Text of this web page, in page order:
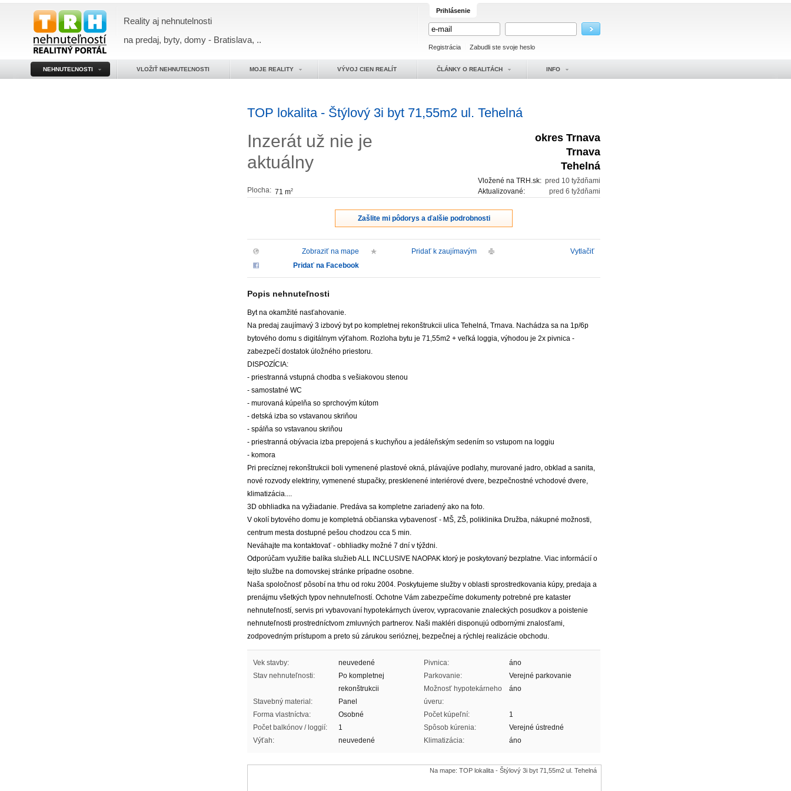
Reality aj nehnutelnosti
na predaj, byty, domy - Bratislava, ..
Prihlásenie
Registrácia Zabudli ste svoje heslo
NEHNUTEĽNOSTI VLOŽIŤ NEHNUTEĽNOSTI MOJE REALITY VÝVOJ CIEN REALÍT ČLÁNKY O REALITÁCH INFO
TOP lokalita - Štýlový 3i byt 71,55m2 ul. Tehelná
Inzerát už nie je
aktuálny
Plocha: 71 m2
okres Trnava
Trnava
Tehelná
pred 10 tyždňami
Vložené na TRH.sk:
pred 6 tyždňami
Aktualizované:
Zašlite mi pôdorys a ďalšie podrobnosti
Zobraziť na mape Pridať k zaujímavým
Vytlačiť
Pridať na Facebook
Popis nehnuteľnosti
Byt na okamžité nasťahovanie.
Na predaj zaujímavý 3 izbový byt po kompletnej rekonštrukcii ulica Tehelná, Trnava. Nachádza sa na 1p/6p
bytového domu s digitálnym výťahom. Rozloha bytu je 71,55m2 + veľká loggia, výhodou je 2x pivnica -
zabezpečí dostatok úložného priestoru.
DISPOZÍCIA:
- priestranná vstupná chodba s vešiakovou stenou
- samostatné WC
- murovaná kúpelňa so sprchovým kútom
- detská izba so vstavanou skriňou
- spálňa so vstavanou skriňou
- priestranná obývacia izba prepojená s kuchyňou a jedáleňským sedením so vstupom na loggiu
- komora
Pri precíznej rekonštrukcii boli vymenené plastové okná, plávajúve podlahy, murované jadro, obklad a sanita,
nové rozvody elektriny, vymenené stupačky, presklenené interiérové dvere, bezpečnostné vchodové dvere,
klimatizácia....
3D obhliadka na vyžiadanie. Predáva sa kompletne zariadený ako na foto.
V okolí bytového domu je kompletná občianska vybavenosť - MŠ, ZŠ, poliklinika Družba, nákupné možnosti,
centrum mesta dostupné pešou chodzou cca 5 min.
Neváhajte ma kontaktovať - obhliadky možné 7 dní v týždni.
Odporúčam využitie balíka služieb ALL INCLUSIVE NAOPAK ktorý je poskytovaný bezplatne. Viac informácií o
tejto službe na domovskej stránke prípadne osobne.
Naša spoločnosť pôsobí na trhu od roku 2004. Poskytujeme služby v oblasti sprostredkovania kúpy, predaja a
prenájmu všetkých typov nehnuteľností. Ochotne Vám zabezpečíme dokumenty potrebné pre kataster
nehnuteľností, servis pri vybavovaní hypotekárnych úverov, vypracovanie znaleckých posudkov a poistenie
nehnuteľnosti prostredníctvom zmluvných partnerov. Naši makléri disponujú odbornými znalosťami,
zodpovedným prístupom a preto sú zárukou serióznej, bezpečnej a rýchlej realizácie obchodu.
Vek stavby:
neuvedené
Stav nehnuteľnosti:
Po kompletnej
rekonštrukcii
Stavebný material:
Panel
Forma vlastníctva:
Osobné
Počet balkónov / loggií:
1
Výťah:
neuvedené
Pivnica:
áno
Parkovanie:
Verejné parkovanie
Možnosť hypotekárneho
úveru:
áno
Počet kúpeľní:
1
Spôsob kúrenia:
Verejné ústredné
Klimatizácia:
áno
Na mape: TOP lokalita - Štýlový 3i byt 71,55m2 ul. Tehelná